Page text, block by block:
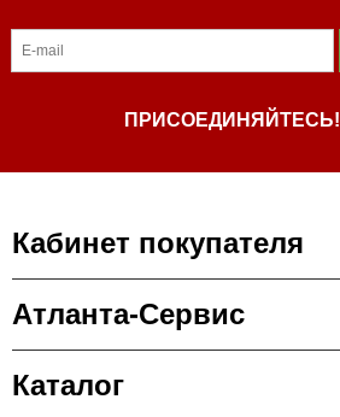
ПРИСОЕДИНЯЙТЕСЬ!
Кабинет покупателя
Атланта-Сервис
Каталог